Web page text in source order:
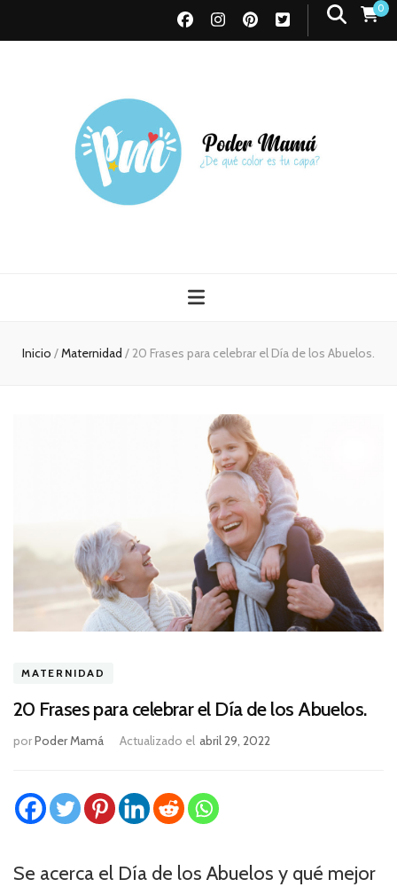
0
Inicio /Maternidad / 20 Frases para celebrar el Día de los Abuelos.
MATERNIDAD
20 Frases para celebrar el Día de los Abuelos.
porPoder Mamá Actualizado el abril 29, 2022
Se acerca el Día de los Abuelos y qué mejor